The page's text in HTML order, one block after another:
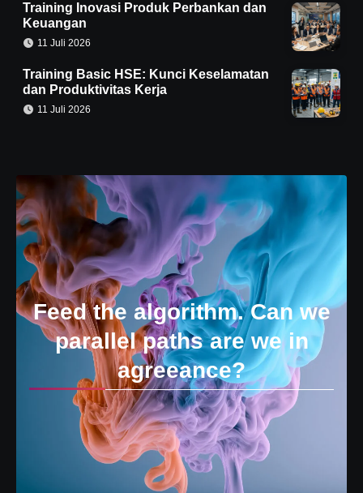
Training Inovasi Produk Perbankan dan
Keuangan
11 Juli 2026
Training Basic HSE: Kunci Keselamatan
dan Produktivitas Kerja
11 Juli 2026
Feed the algorithm. Can we
parallel paths are we in
agreeance?